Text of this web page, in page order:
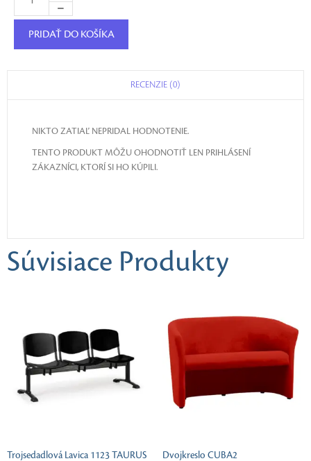
PRIDAŤ DO KOŠÍKA
RECENZIE (0)
NIKTO ZATIAĽ NEPRIDAL HODNOTENIE.
TENTO PRODUKT MÔŽU OHODNOTIŤ LEN PRIHLÁSENÍ
ZÁKAZNÍCI, KTORÍ SI HO KÚPILI.
Súvisiace Produkty
Trojsedadlová Lavica 1123 TAURUS
Dvojkreslo CUBA2